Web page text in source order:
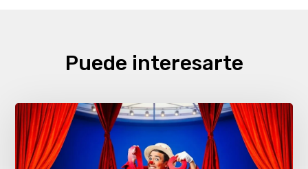
Puede interesarte